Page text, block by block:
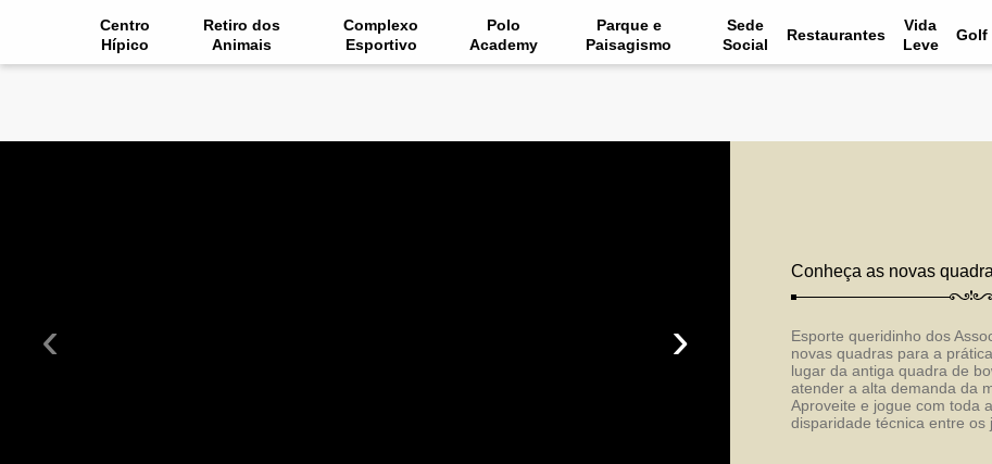
Centro
Hípico
Retiro dos
Animais
Complexo
Esportivo
Polo
Academy
Parque e
Paisagismo
Sede
Social
Restaurantes
Vida
Leve
Golf
‹ ›
Conheça as novas
Esporte queridinho dos
novas quadras para a
lugar da antiga quadra de
atender a alta demanda da
Aproveite e jogue com toda
disparidade técnica entre os